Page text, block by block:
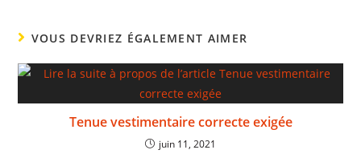
VOUS DEVRIEZ ÉGALEMENT AIMER
Tenue vestimentaire correcte exigée
juin 11, 2021